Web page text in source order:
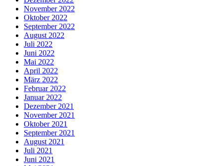
November 2022
Oktober 2022
September 2022
August 2022
Juli 2022
Juni 2022
Mai 2022
April 2022
März 2022
Februar 2022
Januar 2022
Dezember 2021
November 2021
Oktober 2021
September 2021
August 2021
Juli 2021
Juni 2021